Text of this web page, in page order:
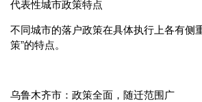
代表性城市政策特点
不同城市的落户政策在具体执行上各有侧
策”的特点。
‌乌鲁木齐市：政策全面，随迁范围广‌